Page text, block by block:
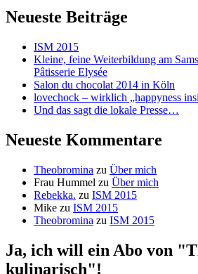
Neueste Beiträge
ISM 2015
Kleine, feine Weiterbildung am
Pâtisserie Elysée
Salon du chocolat 2014 in Köln
lovechock – wirklich „happyness
Und das sagt die lokale Presse…
Neueste Kommentare
Theobromina zu Über mich
Frau Hummel zu Über mich
Rebekka. zu ISM 2015
Mike zu ISM 2015
Theobromina zu ISM 2015
Ja, ich will ein Abo von
kulinarisch"!